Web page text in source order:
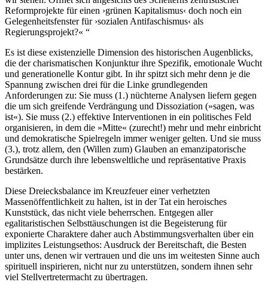
Reformprojekte für einen ›grünen Kapitalismus‹ doch noch ein
Gelegenheitsfenster für ›sozialen Antifaschismus‹ als
Regierungsprojekt?«
Es ist diese existenzielle Dimension des historischen Augenblicks,
die der charismatischen Konjunktur ihre Spezifik, emotionale Wucht
und generationelle Kontur gibt. In ihr spitzt sich mehr denn je die
Spannung zwischen drei für die Linke grundlegenden
Anforderungen zu: Sie muss (1.) nüchterne Analysen liefern gegen
die um sich greifende Verdrängung und Dissoziation (»sagen, was
ist«). Sie muss (2.) effektive Interventionen in ein politisches Feld
organisieren, in dem die »Mitte« (zurecht!) mehr und mehr einbricht
und demokratische Spielregeln immer weniger gelten. Und sie muss
(3.), trotz allem, den (Willen zum) Glauben an emanzipatorische
Grundsätze durch ihre lebensweltliche und repräsentative Praxis
bestärken.
Diese Dreiecksbalance im Kreuzfeuer einer verhetzten
Massenöffentlichkeit zu halten, ist in der Tat ein heroisches
Kunststück, das nicht viele beherrschen. Entgegen aller
egalitaristischen Selbsttäuschungen ist die Begeisterung für
exponierte Charaktere daher auch Abstimmungsverhalten über ein
implizites Leistungsethos: Ausdruck der Bereitschaft, die Besten
unter uns, denen wir vertrauen und die uns im weitesten Sinne auch
spirituell inspirieren, nicht nur zu unterstützen, sondern ihnen sehr
viel Stellvertretermacht zu übertragen.